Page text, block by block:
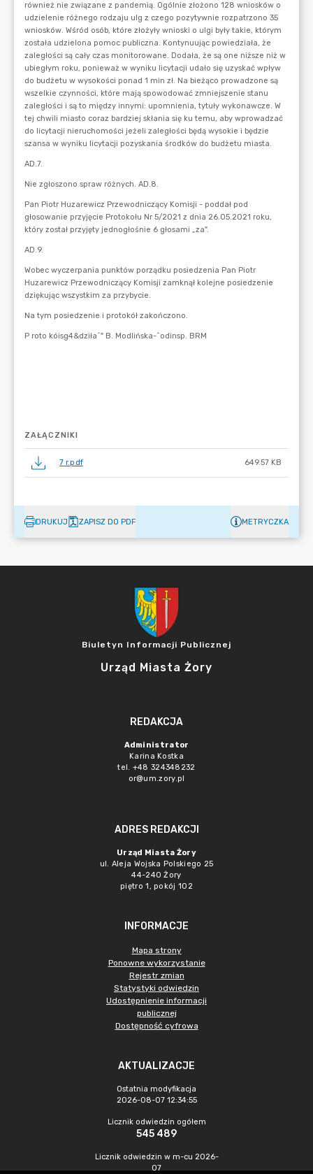
ZAŁĄCZNIKI
7 r.pdf 649.57 KB
DRUKUJ ZAPISZ DO PDF METRYCZKA
Biuletyn Informacji Publicznej
Urząd Miasta Żory
REDAKCJA
Administrator
Karina Kostka
tel. +48 324348232
or@um.zory.pl
ADRES REDAKCJI
Urząd Miasta Żory
ul. Aleja Wojska Polskiego 25
44-240 Żory
piętro 1, pokój 102
INFORMACJE
Mapa strony
Ponowne wykorzystanie
Rejestr zmian
Statystyki odwiedzin
Udostępnienie informacji
publicznej
Dostępność cyfrowa
AKTUALIZACJE
Ostatnia modyfikacja
2026-08-07 12:34:55
Licznik odwiedzin ogółem
545 489
Licznik odwiedzin w m-cu 2026-
07